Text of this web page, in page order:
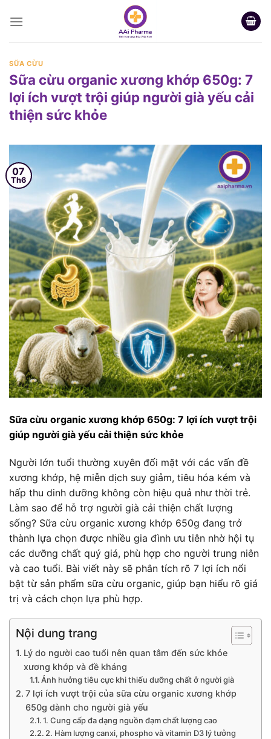
SỮA CỪU
Sữa cừu organic xương khớp 650g: 7
lợi ích vượt trội giúp người già yếu cải
thiện sức khỏe
07
Th6
Sữa cừu organic xương khớp 650g: 7 lợi ích vượt trội
giúp người già yếu cải thiện sức khỏe
Người lớn tuổi thường xuyên đối mặt với các vấn đề
xương khớp, hệ miễn dịch suy giảm, tiêu hóa kém và
hấp thu dinh dưỡng không còn hiệu quả như thời trẻ.
Làm sao để hỗ trợ người già cải thiện chất lượng
sống? Sữa cừu organic xương khớp 650g đang trở
thành lựa chọn được nhiều gia đình ưu tiên nhờ hội tụ
các dưỡng chất quý giá, phù hợp cho người trung niên
và cao tuổi. Bài viết này sẽ phân tích rõ 7 lợi ích nổi
bật từ sản phẩm sữa cừu organic, giúp bạn hiểu rõ giá
trị và cách chọn lựa phù hợp.
Nội dung trang
Lý do người cao tuổi nên quan tâm đến sức khỏe
xương khớp và đề kháng
Ảnh hưởng tiêu cực khi thiếu dưỡng chất ở người già
7 lợi ích vượt trội của sữa cừu organic xương khớp
650g dành cho người già yếu
1. Cung cấp đa dạng nguồn đạm chất lượng cao
2. Hàm lượng canxi, phospho và vitamin D3 lý tưởng